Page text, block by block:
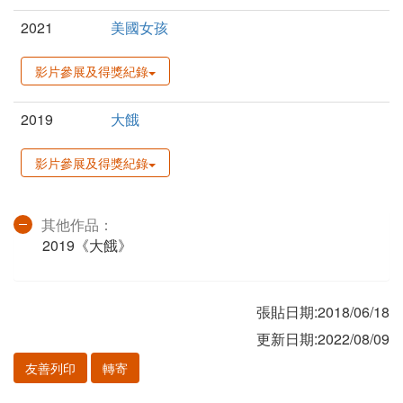
2021 美國女孩
影片參展及得獎紀錄
2019 大餓
影片參展及得獎紀錄
其他作品：
2019《大餓》
張貼日期:2018/06/18
更新日期:2022/08/09
友善列印 轉寄